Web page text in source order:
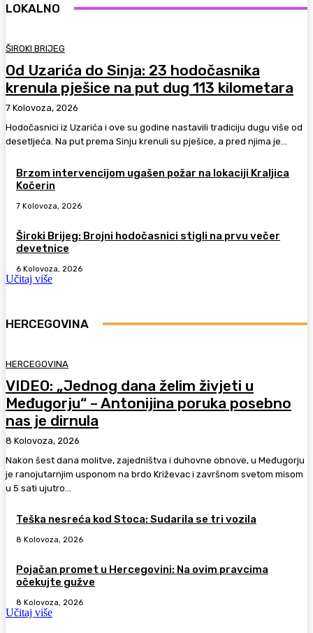
LOKALNO
ŠIROKI BRIJEG
Od Uzarića do Sinja: 23 hodočasnika
krenula pješice na put dug 113 kilometara
7 Kolovoza, 2026
Hodočasnici iz Uzarića i ove su godine nastavili tradiciju dugu više od
desetljeća. Na put prema Sinju krenuli su pješice, a pred njima je...
Brzom intervencijom ugašen požar na lokaciji Kraljica
Kočerin
7 Kolovoza, 2026
Široki Brijeg: Brojni hodočasnici stigli na prvu večer
devetnice
6 Kolovoza, 2026
Učitaj više
HERCEGOVINA
HERCEGOVINA
VIDEO: „Jednog dana želim živjeti u
Međugorju“ – Antonijina poruka posebno
nas je dirnula
8 Kolovoza, 2026
Nakon šest dana molitve, zajedništva i duhovne obnove, u Međugorju
je ranojutarnjim usponom na brdo Križevac i završnom svetom misom
u 5 sati ujutro...
Teška nesreća kod Stoca: Sudarila se tri vozila
8 Kolovoza, 2026
Pojačan promet u Hercegovini: Na ovim pravcima
očekujte gužve
8 Kolovoza, 2026
Učitaj više